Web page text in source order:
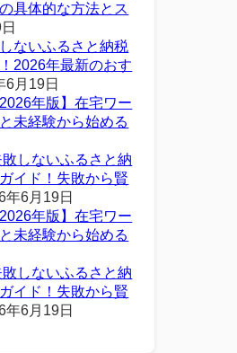
具体的な方法とス
ないふるさと納税
2026年最新のおす
6月19日
年版】在宅ワー
未経験から始める
敗しないふるさと納
イド！失敗から賢
年6月19日
年版】在宅ワー
未経験から始める
敗しないふるさと納
イド！失敗から賢
年6月19日